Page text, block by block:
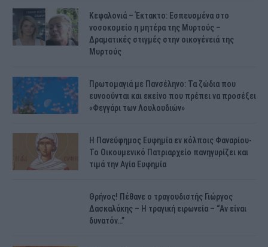
Κεφαλονιά – Έκτακτο: Εσπευσμένα στο
νοσοκομείο η μητέρα της Μυρτούς –
Δραματικές στιγμές στην οικογένειά της
Μυρτούς
Πρωτομαγιά με Πανσέληνο: Τα ζώδια που
ευνοούνται και εκείνο που πρέπει να προσέξει
«Φεγγάρι των Λουλουδιών»
H Πανεύφημος Ευφημία εν κόλποις Φαναρίου-
Το Οικουμενικό Πατριαρχείο πανηγυρίζει και
τιμά την Αγία Ευφημία
Θρήνος! Πέθανε ο τραγουδιστής Γιώργος
Δασκαλάκης – Η τραγική ειρωνεία – “Αν είναι
δυνατόν…”